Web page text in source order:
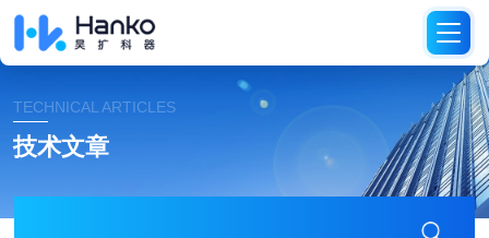
TECHNICAL ARTICLES
技术文章